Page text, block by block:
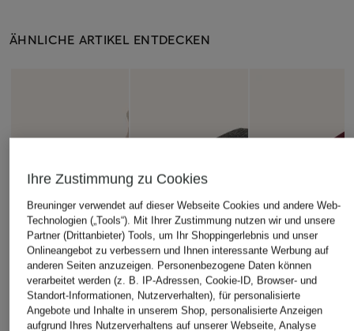
ÄHNLICHE ARTIKEL ENTDECKEN
Ihre Zustimmung zu Cookies
Breuninger verwendet auf dieser Webseite Cookies und andere Web-
Technologien („Tools“). Mit Ihrer Zustimmung nutzen wir und unsere
Partner (Drittanbieter) Tools, um Ihr Shoppingerlebnis und unser
Onlineangebot zu verbessern und Ihnen interessante Werbung auf
anderen Seiten anzuzeigen. Personenbezogene Daten können
verarbeitet werden (z. B. IP-Adressen, Cookie-ID, Browser- und
Standort-Informationen, Nutzerverhalten), für personalisierte
Angebote und Inhalte in unserem Shop, personalisierte Anzeigen
aufgrund Ihres Nutzerverhaltens auf unserer Webseite, Analyse